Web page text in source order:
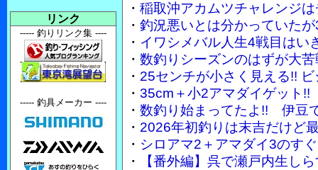
・ 稲取沖アカムツチャレンジ
・ 釣況悪いとは分かっていた
・ イワシメバル人生4戦目はい
・ 数釣りシーズンのはずが大
・ 25センチが小さく見える!!
・ 35cm＋小2アマダイゲット
・ 数釣り始まってたよ!! 伊豆
・ 2026年初釣りは末吉だけど
・ シロアマ2＋アマダイ3のす
・
【番外編】呉で瀬戸内生し
リンク
----- 釣りリンク集 ----
----- 釣具メーカー ----